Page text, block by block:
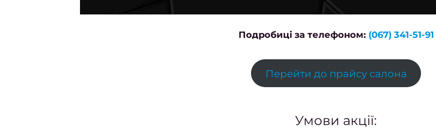
Подробиці за телефоном: (067) 341-51-91
Перейти до прайсу салона
Умови акції: